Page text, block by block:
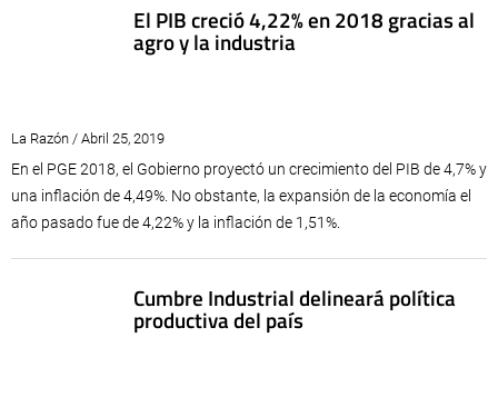
El PIB creció 4,22% en 2018 gracias al
agro y la industria
La Razón / Abril 25, 2019
En el PGE 2018, el Gobierno proyectó un crecimiento del PIB de 4,7% y
una inflación de 4,49%. No obstante, la expansión de la economía el
año pasado fue de 4,22% y la inflación de 1,51%.
Cumbre Industrial delineará política
productiva del país